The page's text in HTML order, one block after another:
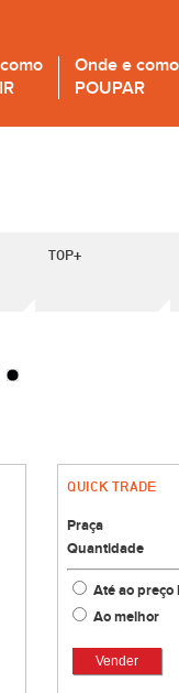
Onde e como
POUPAR
TOP+
QUICK TRADE
Praça
Quantidade
Até ao
Ao melhor
Vender